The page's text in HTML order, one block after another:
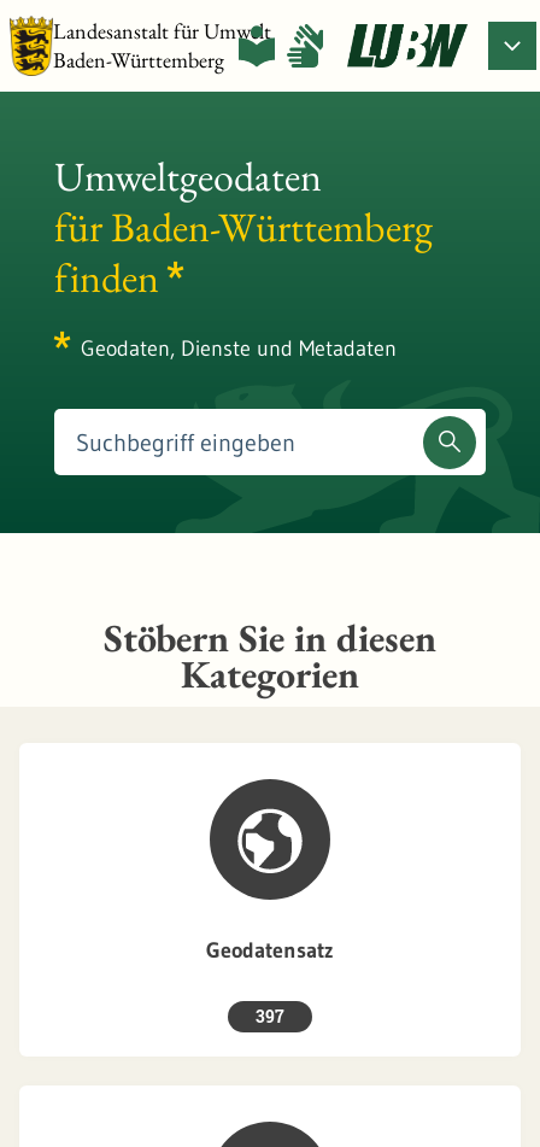
Landesanstalt für Umwelt
Baden-Württemberg
Umweltgeodaten
für Baden-Württemberg
finden
Geodaten, Dienste und Metadaten
Stöbern Sie in diesen
Kategorien
Geodatensatz
397